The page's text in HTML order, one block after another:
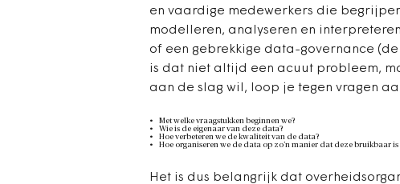
en vaardige medewerkers die
modelleren, analyseren en
of een gebrekkige data-governance
is dat niet altijd een acuut probleem,
aan de slag wil, loop je tegen vragen
Met welke vraagstukken beginnen we?
Wie is de eigenaar van deze data?
Hoe verbeteren we de kwaliteit van de data?
Hoe organiseren we de data op zo’n manier dat deze bruikbaar
Het is dus belangrijk dat